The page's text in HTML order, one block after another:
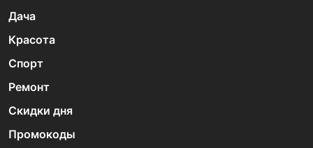
Дача
Красота
Спорт
Ремонт
Скидки дня
Промокоды